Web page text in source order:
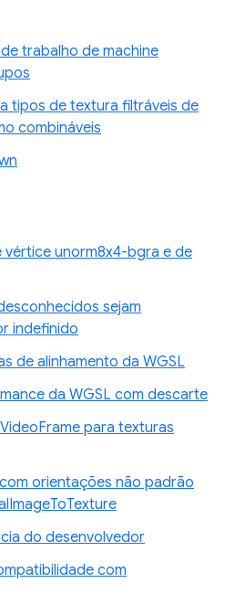
trabalho de machine
tipos de textura filtráveis de
combináveis
unorm8x4-bgra e de
sejam
indefinido
de alinhamento da WGSL
da WGSL com descarte
para texturas
orientações não padrão
do desenvolvedor
com